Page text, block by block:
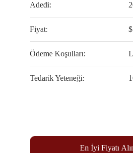
Adedi:
Fiyat:
Ödeme Koşulları:
Tedarik Yeteneği:
En İyi Fiyatı